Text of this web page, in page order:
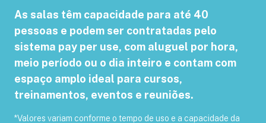
As salas têm capacidade para até 40
pessoas e podem ser contratadas pelo
sistema pay per use, com aluguel por hora,
meio período ou o dia inteiro e contam com
espaço amplo ideal para cursos,
treinamentos, eventos e reuniões.
*Valores variam conforme o tempo de uso e a capacidade da